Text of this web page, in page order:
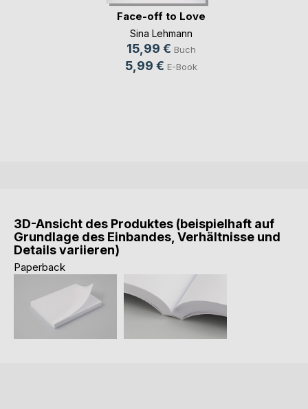
Face-off to Love
Sina Lehmann
15,99 € Buch
5,99 € E-Book
3D-Ansicht des Produktes (beispielhaft auf
Grundlage des Einbandes, Verhältnisse und
Details variieren)
Paperback